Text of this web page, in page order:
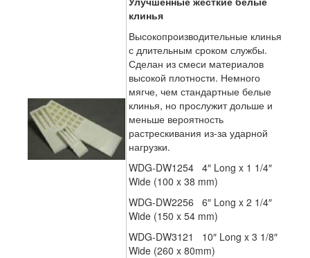
клинья
Высокопроизводительные клинья
с длительным сроком службы.
Сделан из смеси материалов
высокой плотности. Немного
мягче, чем стандартные белые
клинья, но прослужит дольше и
меньше вероятность
растрескивания из-за ударной
нагрузки.
WDG-DW1254 4″ Long x 1 1/4″
Wide (100 x 38 mm)
WDG-DW2256 6″ Long x 2 1/4″
Wide (150 x 54 mm)
WDG-DW3121 10″ Long x 3 1/8″
Wide (260 x 80mm)